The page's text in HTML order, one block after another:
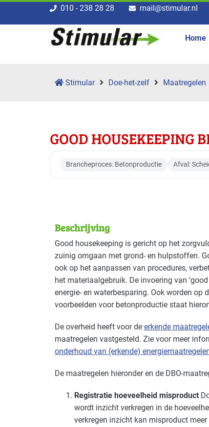
010 - 238 28 28 mail@stimular.nl
Home
Stimular Doe-het-zelf Maatregelen
GOOD HOUSEKEEPING
Brancheproces: Betonproductie Afval:
Deze maatregel is vaak toepasbaar in
Bouwmaterialen - beton Gevorderd
Beschrijving
Good housekeeping is gericht op het
zuinig omgaan met grond- en hulpstoffen.
ook op het aanpassen van procedures,
het materiaalgebruik. De invoering van
energie- en waterbesparing. Ook worden op
voorbeelden voor betonproductie staat
De overheid heeft voor de erkende
maatregelen vastgesteld. Zie voor meer
onderhoud van (erkende)
De maatregelen hieronder en de DBO-
Registratie hoeveelheid misproduct
wordt inzicht verkregen in de
verkregen inzicht kan misproduct